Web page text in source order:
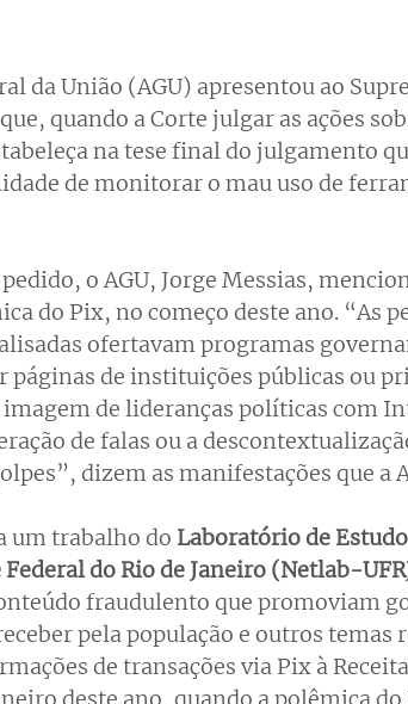
da União (AGU) apresentou ao
quando a Corte julgar as ações
na tese final do julgamento
de monitorar o mau uso de
o AGU, Jorge Messias,
do Pix, no começo deste ano. “As
ofertavam programas
páginas de instituições públicas ou
de lideranças políticas com
de falas ou a
dizem as manifestações que a
um trabalho do Laboratório de
do Rio de Janeiro (Netlab-
fraudulento que promoviam
pela população e outros temas
de transações via Pix à
deste ano, quando a polêmica